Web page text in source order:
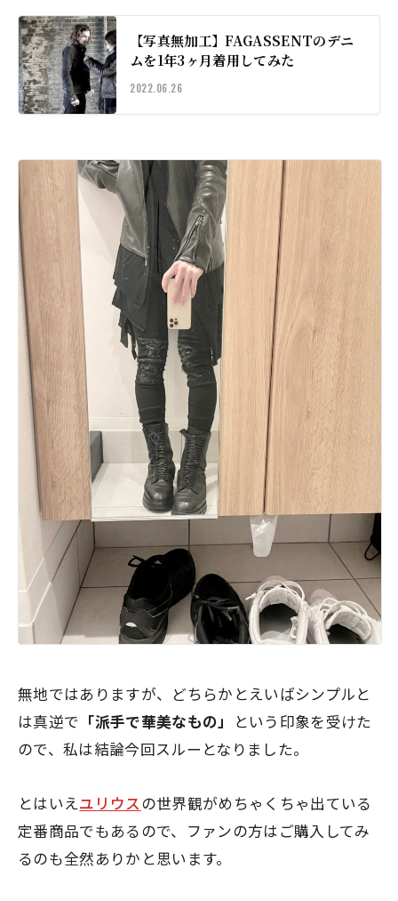
【写真無加工】FAGASSENTのデニ
ムを1年3ヶ月着用してみた
2022.06.26
無地ではありますが、どちらかとえいばシンプルと
は真逆で 「派手で華美なもの」
という印象を受けた
ので、私は結論今回スルーとなりました。
とはいえユリウスの世界観がめちゃくちゃ出ている
定番商品でもあるので、ファンの方はご購入してみ
るのも全然ありかと思います。